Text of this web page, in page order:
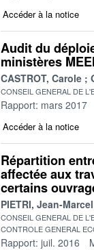
Accéder à la notice
Audit du
ministères
CASTROT, Carole
CONSEIL GENERAL DE
Rapport: mars 2017
Accéder à la notice
Répartition
affectée aux
certains
PIETRI, Jean-Marcel
CONSEIL GENERAL DE
CONTROLE GENERAL
Rapport: juil. 2016